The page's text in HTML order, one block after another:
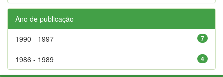
Ano de publicação
7
1990 - 1997
4
1986 - 1989